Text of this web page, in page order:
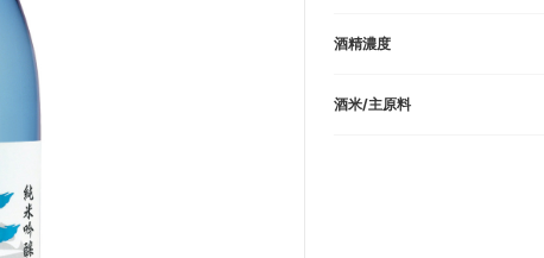
酒精濃度
酒米/主原料